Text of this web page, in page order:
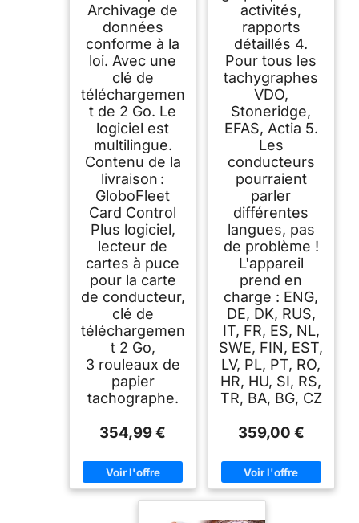
Archivage de
données
conforme à la
loi. Avec une
clé de
téléchargemen
t de 2 Go. Le
logiciel est
multilingue.
Contenu de la
livraison :
GloboFleet
Card Control
Plus logiciel,
lecteur de
cartes à puce
pour la carte
de conducteur,
clé de
téléchargemen
t 2 Go,
3 rouleaux de
papier
tachographe.
354,99 €
activités,
rapports
détaillés 4.
Pour tous les
tachygraphes
VDO,
Stoneridge,
EFAS, Actia 5.
Les
conducteurs
pourraient
parler
différentes
langues, pas
de problème !
L'appareil
prend en
charge : ENG,
DE, DK, RUS,
IT, FR, ES, NL,
SWE, FIN, EST,
LV, PL, PT, RO,
HR, HU, SI, RS,
TR, BA, BG, CZ
359,00 €